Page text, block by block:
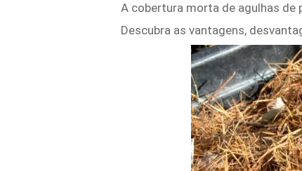
A cobertura morta de agulhas de
Descubra as vantagens,